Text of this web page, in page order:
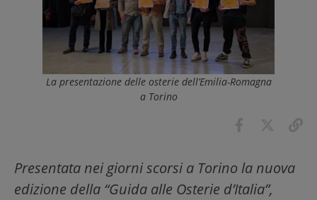
La presentazione delle osterie dell’Emilia-Romagna
a Torino
Presentata nei giorni scorsi a Torino la nuova
edizione della “Guida alle Osterie d’Italia”,